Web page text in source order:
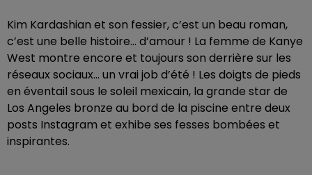
Kim Kardashian et son fessier, c’est un beau roman,
c’est une belle histoire... d’amour ! La femme de Kanye
West montre encore et toujours son derrière sur les
réseaux sociaux... un vrai job d’été ! Les doigts de pieds
en éventail sous le soleil mexicain, la grande star de
Los Angeles bronze au bord de la piscine entre deux
posts Instagram et exhibe ses fesses bombées et
inspirantes.